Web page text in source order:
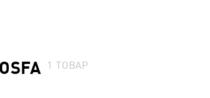
1 ТОВАР